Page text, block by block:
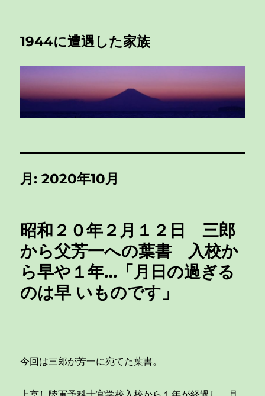
1944に遭遇した家族
月:2020年10月
昭和２０年２月１２日 三郎
から父芳一への葉書 入校か
ら早や１年…「月日の過ぎる
のは早 いものです」
今回は三郎が芳一に宛てた葉書。